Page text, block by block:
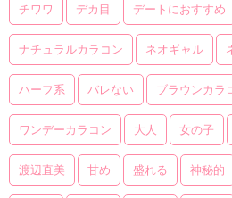
チワワ デカ目 デートにおすすめ
ナチュラルカラコン ネオギャル
ハーフ系 バレない ブラウンカラ
ワンデーカラコン 大人 女の子
渡辺直美 甘め 盛れる 神秘的